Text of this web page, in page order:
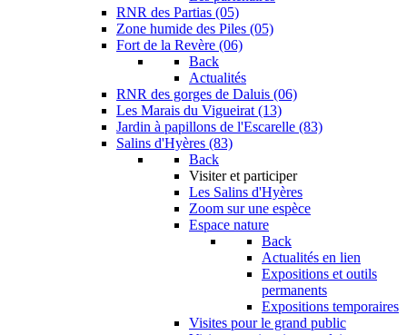
RNR des Partias (05)
Zone humide des Piles (05)
Fort de la Revère (06)
Back
Actualités
RNR des gorges de Daluis (06)
Les Marais du Vigueirat (13)
Jardin à papillons de l'Escarelle (83)
Salins d'Hyères (83)
Back
Visiter et participer
Les Salins d'Hyères
Zoom sur une espèce
Espace nature
Back
Actualités en lien
Expositions et outils
permanents
Expositions temporaires
Visites pour le grand public